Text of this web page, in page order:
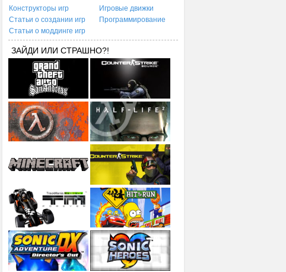
Конструкторы игр
Игровые движки
Статьи о создании игр
Программирование
Статьи о моддинге игр
ЗАЙДИ ИЛИ СТРАШНО?!